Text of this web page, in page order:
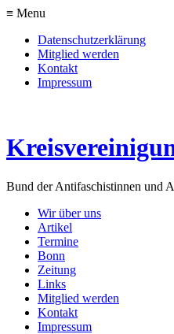
≡ Menu
Datenschutzerklärung
Mitglied werden
Kontakt
Impressum
Bund der Antifaschistinnen und
Wir über uns
Artikel
Termine
Bonn
Zeitung
Links
Mitglied werden
Kontakt
Impressum